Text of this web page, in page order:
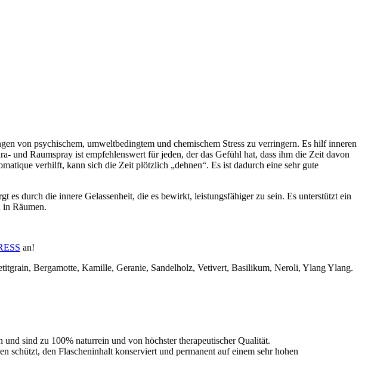
von psychischem, umweltbedingtem und chemischem Stress zu verringern. Es hilf inneren
und Raumspray ist empfehlenswert für jeden, der das Gefühl hat, dass ihm die Zeit davon
verhilft, kann sich die Zeit plötzlich „dehnen“. Es ist dadurch eine sehr gute
es durch die innere Gelassenheit, die es bewirkt, leistungsfähiger zu sein. Es unterstützt ein
in Räumen.
an!
Bergamotte, Kamille, Geranie, Sandelholz, Vetivert, Basilikum, Neroli, Ylang Ylang.
und sind zu 100% naturrein und von höchster therapeutischer Qualität.
den Flascheninhalt konserviert und permanent auf einem sehr hohen